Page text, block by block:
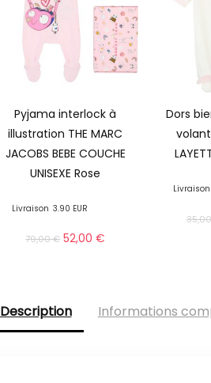
Pyjama interlock à
illustration THE MARC
JACOBS BEBE COUCHE
UNISEXE Rose
Livraison 3.90 EUR
79,00€ 52,00€
Dors
Livraison
Description Informations